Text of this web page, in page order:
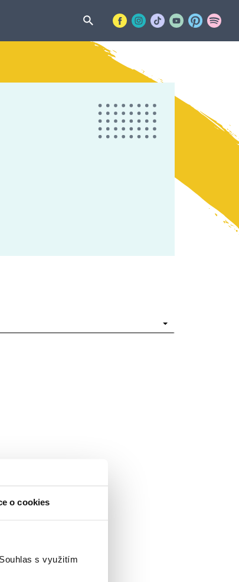
o cookies
Souhlas s využitím